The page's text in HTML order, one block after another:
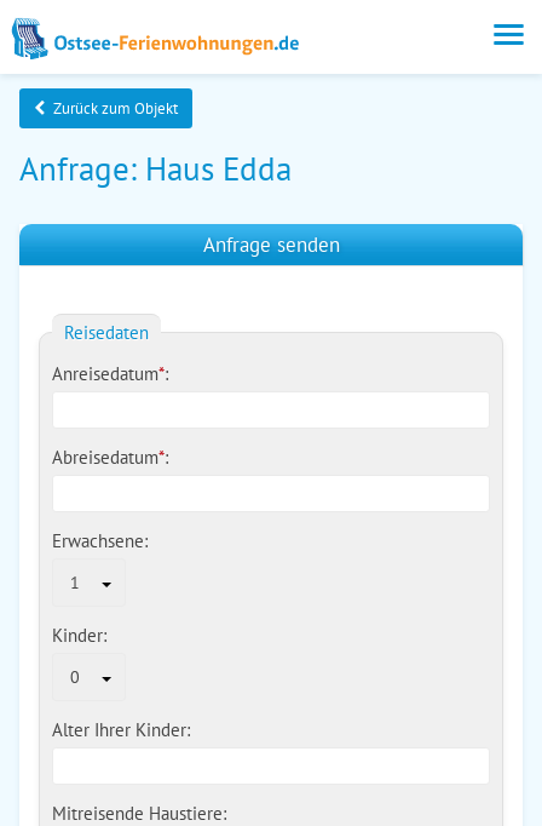
Zurück zum Objekt
Anfrage: Haus Edda
Anfrage senden
Reisedaten
Anreisedatum*:
Abreisedatum*:
Erwachsene:
1
Kinder:
0
Alter Ihrer Kinder:
Mitreisende Haustiere: